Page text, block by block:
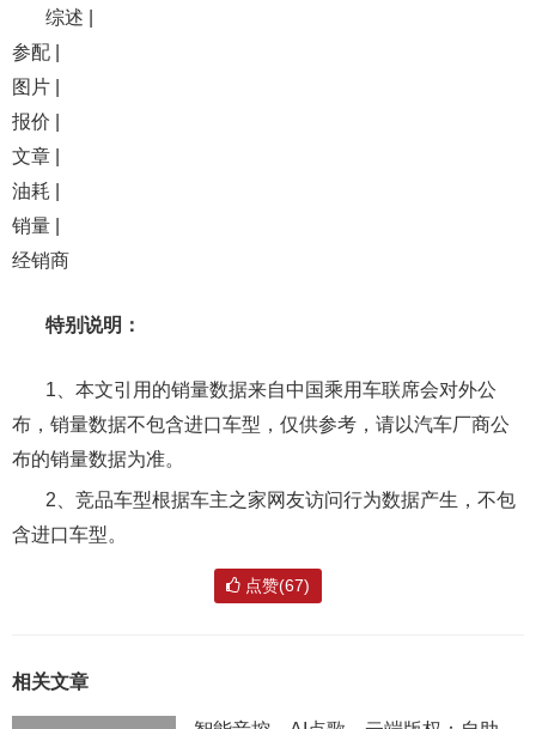
综述 |
参配 |
图片 |
报价 |
文章 |
油耗 |
销量 |
经销商
特别说明：
1、本文引用的销量数据来自中国乘用车联席会对外公
布，销量数据不包含进口车型，仅供参考，请以汽车厂商公
布的销量数据为准。
2、竞品车型根据车主之家网友访问行为数据产生，不包
含进口车型。
点赞(67)
相关文章